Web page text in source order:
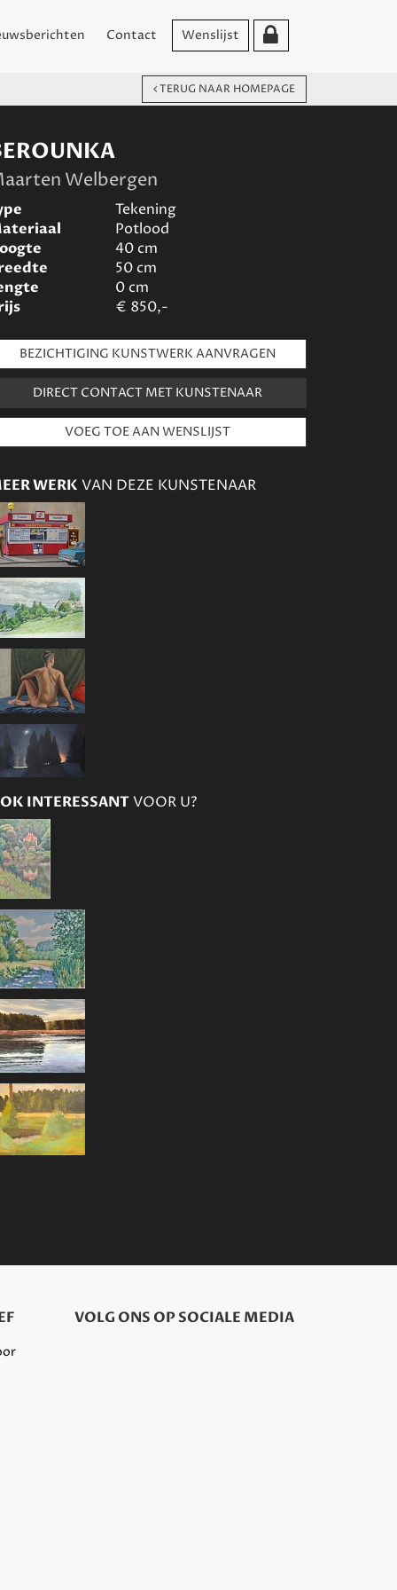
Contact Wenslijst
TERUG NAAR HOMEPAGE
Welbergen
Tekening
Potlood
40cm
50cm
0cm
€ 850,-
BEZICHTIGING KUNSTWERK AANVRAGEN
DIRECT CONTACT MET KUNSTENAAR
WERK VAN DEZE KUNSTENAAR
INTERESSANTVOOR U?
VOLG ONS OP SOCIALE MEDIA